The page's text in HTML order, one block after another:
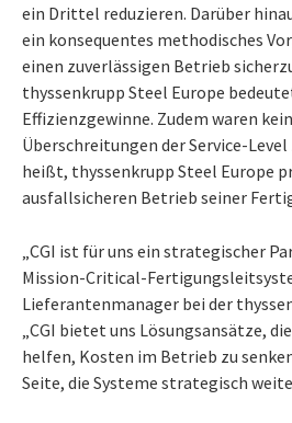
ein Drittel reduzieren. Darüber
ein konsequentes methodisches
einen zuverlässigen Betrieb
thyssenkrupp Steel Europe
Effizienzgewinne. Zudem waren
Überschreitungen der Service-Level
heißt, thyssenkrupp Steel Europe
ausfallsicheren Betrieb seiner
„CGI ist für uns ein strategischer
Mission-Critical-
Lieferantenmanager bei der
„CGI bietet uns Lösungsansätze,
helfen, Kosten im Betrieb zu
Seite, die Systeme strategisch